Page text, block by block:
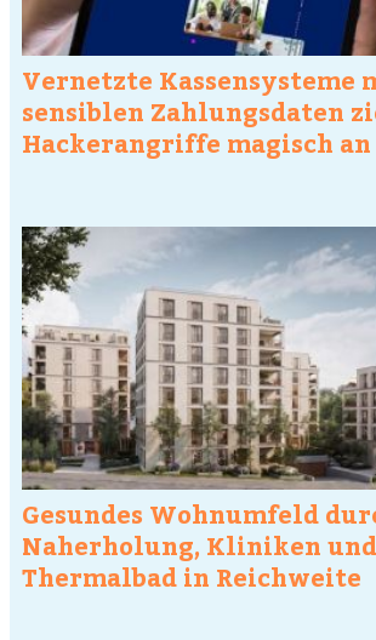
Vernetzte Kassensysteme
sensiblen Zahlungsdaten
Hackerangriffe magisch an
Gesundes Wohnumfeld
Naherholung, Kliniken und
Thermalbad in Reichweite